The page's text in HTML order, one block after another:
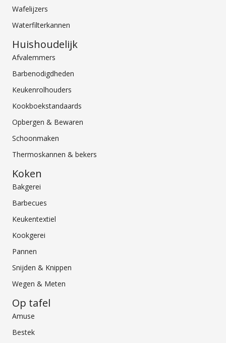
Wafelijzers
Waterfilterkannen
Huishoudelijk
Afvalemmers
Barbenodigdheden
Keukenrolhouders
Kookboekstandaards
Opbergen & Bewaren
Schoonmaken
Thermoskannen & bekers
Koken
Bakgerei
Barbecues
Keukentextiel
Kookgerei
Pannen
Snijden & Knippen
Wegen & Meten
Op tafel
Amuse
Bestek